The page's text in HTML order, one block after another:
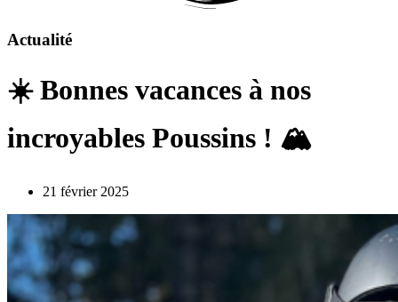
Actualité
☀️ Bonnes vacances à nos
incroyables Poussins ! 🏔
21 février 2025